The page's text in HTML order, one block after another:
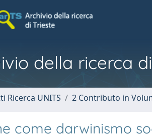
della ricerca
Ricerca UNITS 2 Contributo in
come darwinismo